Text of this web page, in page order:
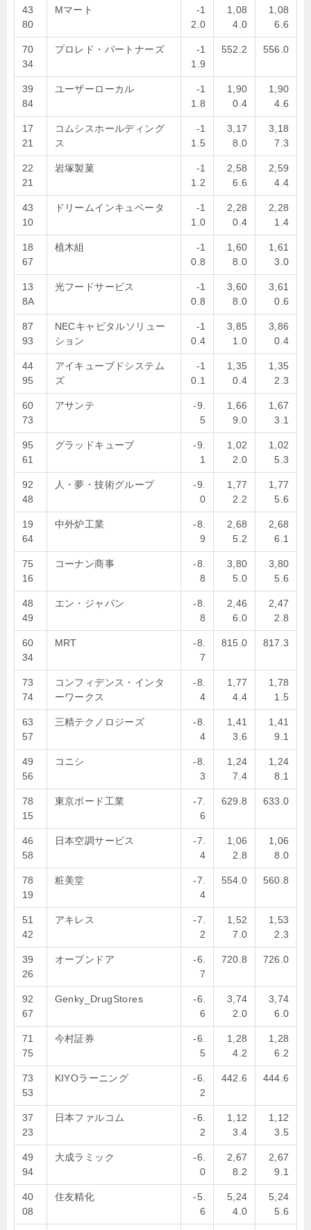
43
80
Mマート
-1
2.0
1,08
4.0
1,08
6.6
70
34
プロレド・パートナーズ
-1
1.9
552.2 556.0
39
84
ユーザーローカル
-1
1.8
1,90
0.4
1,90
4.6
17
21
コムシスホールディング
ス
-1
1.5
3,17
8.0
3,18
7.3
22
21
岩塚製菓
-1
1.2
2,58
6.6
2,59
4.4
43
10
ドリームインキュベータ
-1
1.0
2,28
0.4
2,28
1.4
18
67
植木組
-1
0.8
1,60
8.0
1,61
3.0
13
8A
光フードサービス
-1
0.8
3,60
8.0
3,61
0.6
87
93
NECキャピタルソリュー
ション
-1
0.4
3,85
1.0
3,86
0.4
44
95
アイキューブドシステム
ズ
-1
0.1
1,35
0.4
1,35
2.3
60
73
アサンテ
-9.
5
1,66
9.0
1,67
3.1
95
61
グラッドキューブ
-9.
1
1,02
2.0
1,02
5.3
92
48
人・夢・技術グループ
-9.
0
1,77
2.2
1,77
5.6
19
64
中外炉工業
-8.
9
2,68
5.2
2,68
6.1
75
16
コーナン商事
-8.
8
3,80
5.0
3,80
5.6
48
49
エン・ジャパン
-8.
8
2,46
6.0
2,47
2.8
60
34
MRT
-8.
7
815.0 817.3
73
74
コンフィデンス・インタ
ーワークス
-8.
4
1,77
4.4
1,78
1.5
63
57
三精テクノロジーズ
-8.
4
1,41
3.6
1,41
9.1
49
56
コニシ
-8.
3
1,24
7.4
1,24
8.1
78
15
東京ボード工業
-7.
6
629.8 633.0
46
58
日本空調サービス
-7.
4
1,06
2.8
1,06
8.0
78
19
粧美堂
-7.
4
554.0 560.8
51
42
アキレス
-7.
2
1,52
7.0
1,53
2.3
39
26
オープンドア
-6.
7
720.8 726.0
92
67
Genky_DrugStores
-6.
6
3,74
2.0
3,74
6.0
71
75
今村証券
-6.
5
1,28
4.2
1,28
6.2
73
53
KIYOラーニング
-6.
2
442.6 444.6
37
23
日本ファルコム
-6.
2
1,12
3.4
1,12
3.5
49
94
大成ラミック
-6.
0
2,67
8.2
2,67
9.1
40
08
住友精化
-5.
6
5,24
4.0
5,24
5.6